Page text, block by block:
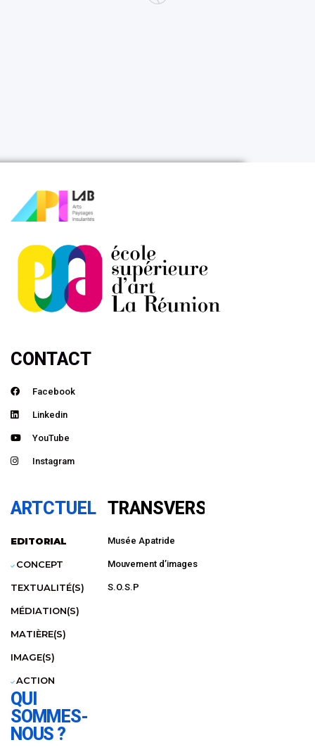
CONTACT
Facebook
Linkedin
YouTube
Instagram
ARTCTUEL
EDITORIAL
CONCEPT
TEXTUALITÉ(S)
MÉDIATION(S)
MATIÈRE(S)
IMAGE(S)
ACTION
TRANSVERSAL
Musée Apatride
Mouvement d’images
S.O.S.P
QUI
SOMMES-
NOUS ?